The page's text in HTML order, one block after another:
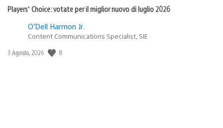
Players’ Choice: votate per il miglior nuovo di luglio 2026
O’Dell Harmon Jr.
Content Communications Specialist, SIE
Data
3 Agosto, 2026 8